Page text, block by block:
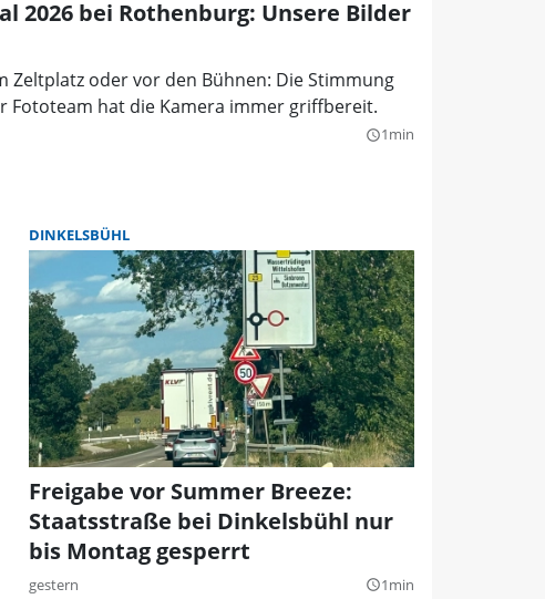
2026 bei Rothenburg: Unsere Bilder
Zeltplatz oder vor den Bühnen: Die Stimmung
Fototeam hat die Kamera immer griffbereit.
query_builder1min
DINKELSBÜHL
Freigabe vor Summer Breeze:
Staatsstraße bei Dinkelsbühl nur
bis Montag gesperrt
gestern query_builder1min